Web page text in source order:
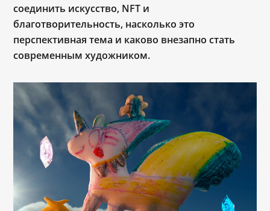
соединить искусство, NFT и
благотворительность, насколько это
перспективная тема и каково внезапно стать
современным художником.